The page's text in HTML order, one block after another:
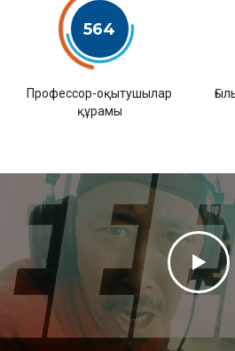
564
Профессор-оқытушылар
құрамы